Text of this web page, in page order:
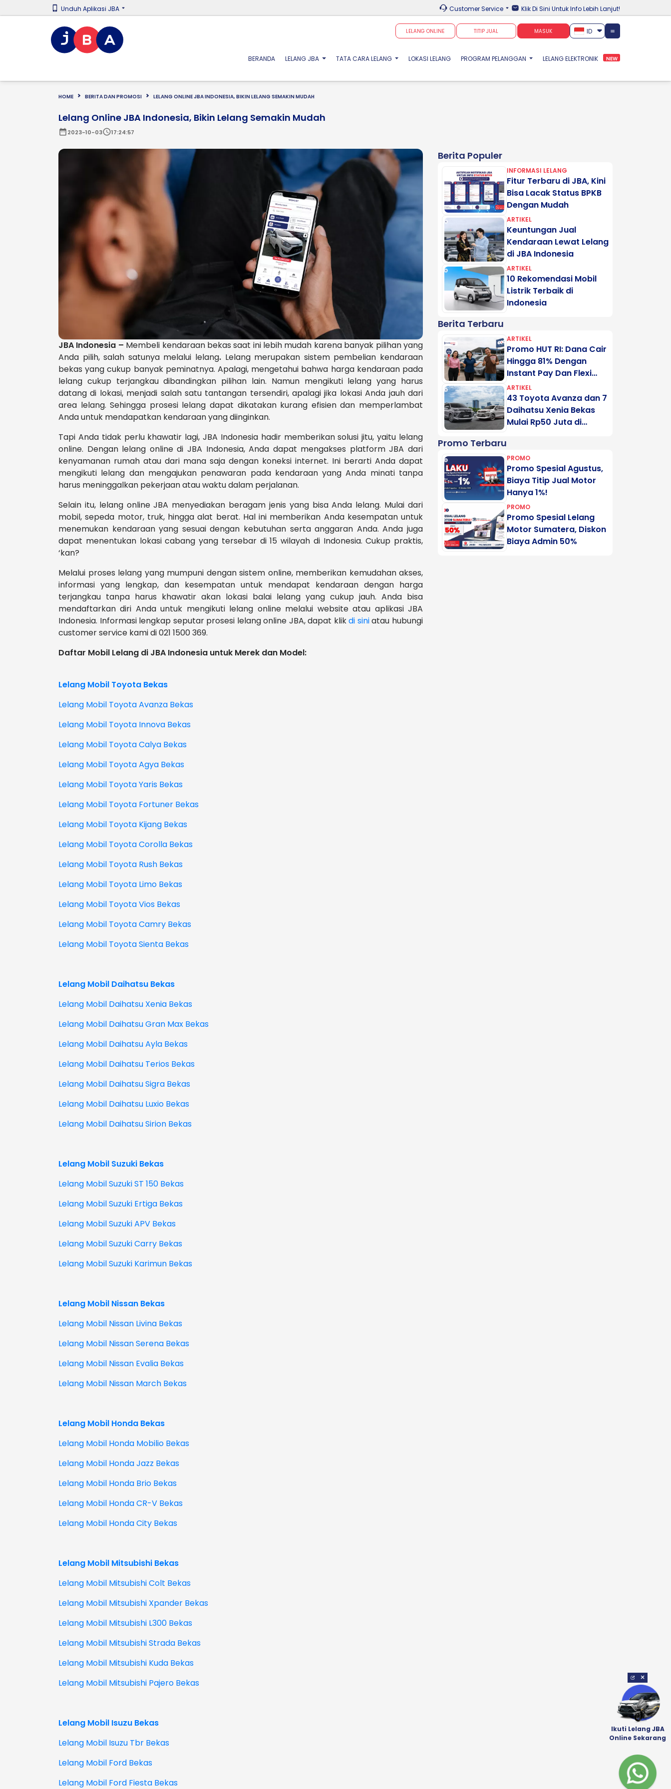
Unduh Aplikasi JBA Customer Service Klik Di Sini Untuk Info Lebih Lanjut!
LELANG ONLINE TITIP JUAL MASUK ID
BERANDA(CURRENT)
LELANG JBA TATA CARA LELANG LOKASI LELANG PROGRAM PELANGGAN LELANG ELEKTRONIK NEW
HOME BERITA DAN PROMOSI LELANG ONLINE JBA INDONESIA, BIKIN LELANG SEMAKIN MUDAH
Lelang Online JBA Indonesia, Bikin Lelang Semakin Mudah
date_range2023-10-03schedule17:24:57
JBA Indonesia – Membeli kendaraan bekas saat ini lebih mudah karena banyak pilihan yang
Anda pilih, salah satunya melalui lelang. Lelang merupakan sistem pembelian kendaraan
bekas yang cukup banyak peminatnya. Apalagi, mengetahui bahwa harga kendaraan pada
lelang cukup terjangkau dibandingkan pilihan lain. Namun mengikuti lelang yang harus
datang di lokasi, menjadi salah satu tantangan tersendiri, apalagi jika lokasi Anda jauh dari
area lelang. Sehingga prosesi lelang dapat dikatakan kurang efisien dan memperlambat
Anda untuk mendapatkan kendaraan yang diinginkan.
Tapi Anda tidak perlu khawatir lagi, JBA Indonesia hadir memberikan solusi jitu, yaitu lelang
online. Dengan lelang online di JBA Indonesia, Anda dapat mengakses platform JBA dari
kenyamanan rumah atau dari mana saja dengan koneksi internet. Ini berarti Anda dapat
mengikuti lelang dan mengajukan penawaran pada kendaraan yang Anda minati tanpa
harus meninggalkan pekerjaan atau waktu dalam perjalanan.
Selain itu, lelang online JBA menyediakan beragam jenis yang bisa Anda lelang. Mulai dari
mobil, sepeda motor, truk, hingga alat berat. Hal ini memberikan Anda kesempatan untuk
menemukan kendaraan yang sesuai dengan kebutuhan serta anggaran Anda. Anda juga
dapat menentukan lokasi cabang yang tersebar di 15 wilayah di Indonesia. Cukup praktis,
‘kan?
Melalui proses lelang yang mumpuni dengan sistem online, memberikan kemudahan akses,
informasi yang lengkap, dan kesempatan untuk mendapat kendaraan dengan harga
terjangkau tanpa harus khawatir akan lokasi balai lelang yang cukup jauh. Anda bisa
mendaftarkan diri Anda untuk mengikuti lelang online melalui website atau aplikasi JBA
Indonesia. Informasi lengkap seputar prosesi lelang online JBA, dapat klikdi siniatau hubungi
customer service kami di 021 1500 369.
Daftar Mobil Lelang di JBA Indonesia untuk Merek dan Model:
Lelang Mobil Toyota Bekas
Lelang Mobil Toyota Avanza Bekas
Lelang Mobil Toyota Innova Bekas
Lelang Mobil Toyota Calya Bekas
Lelang Mobil Toyota Agya Bekas
Lelang Mobil Toyota Yaris Bekas
Lelang Mobil Toyota Fortuner Bekas
Lelang Mobil Toyota Kijang Bekas
Lelang Mobil Toyota Corolla Bekas
Lelang Mobil Toyota Rush Bekas
Lelang Mobil Toyota Limo Bekas
Lelang Mobil Toyota Vios Bekas
Lelang Mobil Toyota Camry Bekas
Lelang Mobil Toyota Sienta Bekas
Lelang Mobil Daihatsu Bekas
Lelang Mobil Daihatsu Xenia Bekas
Lelang Mobil Daihatsu Gran Max Bekas
Lelang Mobil Daihatsu Ayla Bekas
Lelang Mobil Daihatsu Terios Bekas
Lelang Mobil Daihatsu Sigra Bekas
Lelang Mobil Daihatsu Luxio Bekas
Lelang Mobil Daihatsu Sirion Bekas
Lelang Mobil Suzuki Bekas
Lelang Mobil Suzuki ST 150 Bekas
Lelang Mobil Suzuki Ertiga Bekas
Lelang Mobil Suzuki APV Bekas
Lelang Mobil Suzuki Carry Bekas
Lelang Mobil Suzuki Karimun Bekas
Lelang Mobil Nissan Bekas
Lelang Mobil Nissan Livina Bekas
Lelang Mobil Nissan Serena Bekas
Lelang Mobil Nissan Evalia Bekas
Lelang Mobil Nissan March Bekas
Lelang Mobil Honda Bekas
Lelang Mobil Honda Mobilio Bekas
Lelang Mobil Honda Jazz Bekas
Lelang Mobil Honda Brio Bekas
Lelang Mobil Honda CR-V Bekas
Lelang Mobil Honda City Bekas
Lelang Mobil Mitsubishi Bekas
Lelang Mobil Mitsubishi Colt Bekas
Lelang Mobil Mitsubishi Xpander Bekas
Lelang Mobil Mitsubishi L300 Bekas
Lelang Mobil Mitsubishi Strada Bekas
Lelang Mobil Mitsubishi Kuda Bekas
Lelang Mobil Mitsubishi Pajero Bekas
Lelang Mobil Isuzu Bekas
Lelang Mobil Isuzu Tbr Bekas
Lelang Mobil Ford Bekas
Lelang Mobil Ford Fiesta Bekas
Berita Populer
INFORMASI LELANG
Fitur Terbaru di JBA, Kini
Bisa Lacak Status BPKB
Dengan Mudah
ARTIKEL
Keuntungan Jual
Kendaraan Lewat Lelang
di JBA Indonesia
ARTIKEL
10 Rekomendasi Mobil
Listrik Terbaik di
Indonesia
Berita Terbaru
ARTIKEL
Promo HUT RI: Dana Cair
Hingga 81% Dengan
Instant Pay Dan Flexi
Pay Motogadai
ARTIKEL
43 Toyota Avanza dan 7
Daihatsu Xenia Bekas
Mulai Rp50 Juta di
Promo Terbaru
PROMO
Promo Spesial Agustus,
Biaya Titip Jual Motor
Hanya 1%!
PROMO
Promo Spesial Lelang
Motor Sumatera, Diskon
Biaya Admin 50%
×
Ikuti Lelang JBA
Online Sekarang